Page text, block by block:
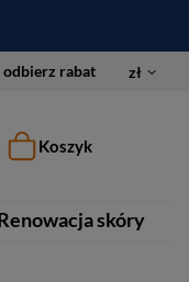
odbierz rabat zł
Koszyk
skóry